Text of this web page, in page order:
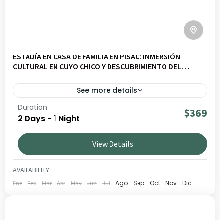
ESTADÍA EN CASA DE FAMILIA EN PISAC: INMERSIÓN
CULTURAL EN CUYO CHICO Y DESCUBRIMIENTO DEL
See more details
Descubre Pisac Slow – Experiencia en Casa Local y
Parque de la Papa en un viaje por paisajes andinos,
cultura viva y comunidades locales. Ideal para viajeros
que buscan experiencias auténticas y responsables en
Perú.
CUSCO
BAJO
1 PERSON
Duration
2 Days - 1 Night $369
View Details
AVAILABILITY:
Ene Feb Mar Abr May Jun Jul Ago Sep Oct Nov Dic